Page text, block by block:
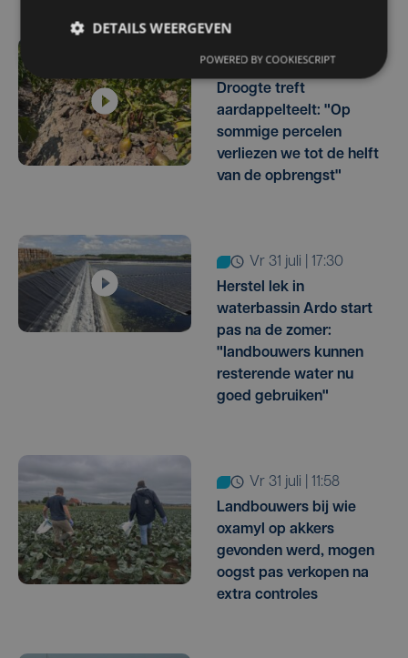
ma 3 augustus | 17:15
Droogte treft
aardappelteelt: "Op
sommige percelen
verliezen we tot de helft
van de opbrengst"
vr 31 juli | 17:30
Herstel lek in
waterbassin Ardo start
pas na de zomer:
"landbouwers kunnen
resterende water nu
goed gebruiken"
vr 31 juli | 11:58
Landbouwers bij wie
oxamyl op akkers
gevonden werd, mogen
oogst pas verkopen na
extra controles
DETAILS WEERGEVEN
POWERED BY COOKIESCRIPT